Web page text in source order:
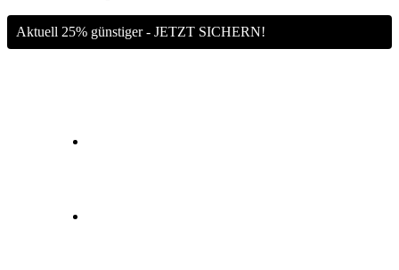
Aktuell 25% günstiger - JETZT SICHERN!